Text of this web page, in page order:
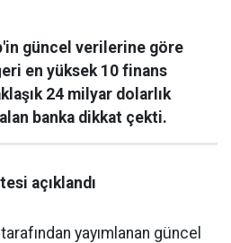
güncel verilerine göre
en yüksek 10 finans
24 milyar dolarlık
banka dikkat çekti.
açıklandı
yayımlanan güncel